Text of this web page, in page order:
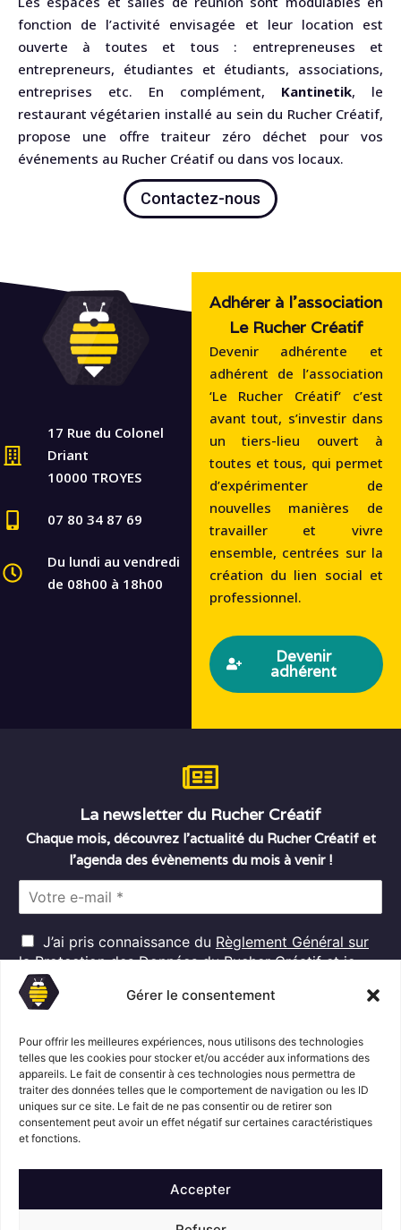
Gérer le consentement
Pour offrir les meilleures expériences, nous utilisons des technologies
telles que les cookies pour stocker et/ou accéder aux informations des
appareils. Le fait de consentir à ces technologies nous permettra de
traiter des données telles que le comportement de navigation ou les ID
uniques sur ce site. Le fait de ne pas consentir ou de retirer son
consentement peut avoir un effet négatif sur certaines caractéristiques
et fonctions.
Accepter
fonction de l’activité envisagée et leur location est
ouverte à toutes et tous : entrepreneuses et
entrepreneurs, étudiantes et étudiants, associations,
entreprises etc. En complément, Kantinetik, le
restaurant végétarien installé au sein du Rucher Créatif,
propose une offre traiteur zéro déchet pour vos
événements au Rucher Créatif ou dans vos locaux.
Contactez-nous
17 Rue du Colonel
Driant
10000 TROYES
07 80 34 87 69
Du lundi au vendredi
de 08h00 à 18h00
Adhérer à l'association
Le Rucher Créatif
Devenir adhérente et
adhérent de l’association
‘Le Rucher Créatif‘ c’est
avant tout, s’investir dans
un tiers-lieu ouvert à
toutes et tous, qui permet
d’expérimenter de
nouvelles manières de
travailler et vivre
ensemble, centrées sur la
création du lien social et
professionnel.
Devenir
adhérent
La newsletter du Rucher Créatif
Chaque mois, découvrez l’actualité du Rucher Créatif et
l’agenda des évènements du mois à venir !
l
*
R
G
D
P
J’ai pris connaissance du Règlement Général sur
la Protection des Donnéesdu Rucher Créatif et je
consens au traitement de mes données personnelles
dans ces conditions.*
S'abonner
Suivez l'actualité du Rucher créatif